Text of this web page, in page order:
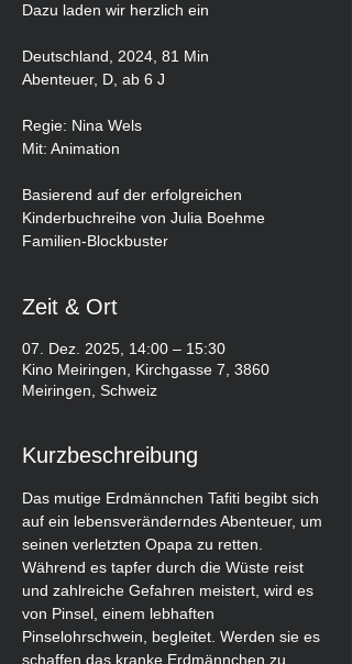
Dazu laden wir herzlich ein
Deutschland, 2024, 81 Min
Abenteuer, D, ab 6 J
Regie: Nina Wels
Mit: Animation
Basierend auf der erfolgreichen
Kinderbuchreihe von Julia Boehme
Zeit & Ort
07. Dez. 2025, 14:00 – 15:30
Kino Meiringen, Kirchgasse 7, 3860
Meiringen, Schweiz
Kurzbeschreibung
Das mutige Erdmännchen Tafiti begibt sich
auf ein lebensveränderndes Abenteuer, um
seinen verletzten Opapa zu retten.
Während es tapfer durch die Wüste reist
und zahlreiche Gefahren meistert, wird es
von Pinsel, einem lebhaften
Pinselohrschwein, begleitet. Werden sie es
schaffen das kranke Erdmännchen zu